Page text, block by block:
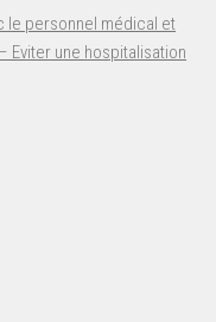
le personnel médical et
Eviter une hospitalisation